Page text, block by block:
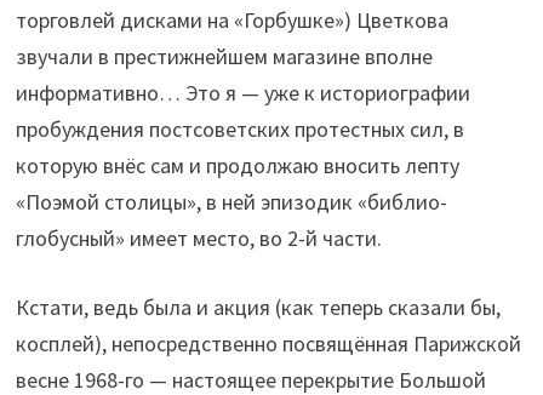
торговлей дисками на «Горбушке») Цветкова
звучали в престижнейшем магазине вполне
информативно… Это я — уже к историографии
пробуждения постсоветских протестных сил, в
которую внёс сам и продолжаю вносить лепту
«Поэмой столицы», в ней эпизодик «библио-
глобусный» имеет место, во 2-й части.
Кстати, ведь была и акция (как теперь сказали бы,
косплей), непосредственно посвящённая Парижской
весне 1968-го — настоящее перекрытие Большой